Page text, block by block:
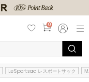
0
LeSportsac レスポートサック